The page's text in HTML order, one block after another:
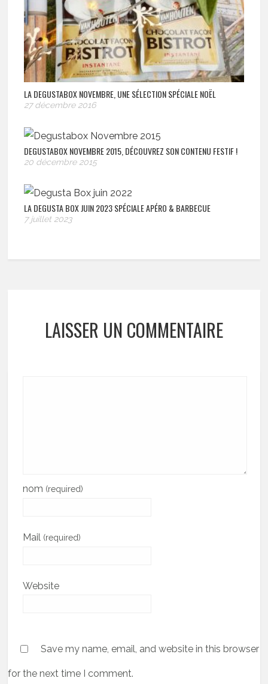
LA DEGUSTABOX NOVEMBRE, UNE SÉLECTION SPÉCIALE NOËL
27 décembre 2016
DEGUSTABOX NOVEMBRE 2015, DÉCOUVREZ SON CONTENU FESTIF !
20 décembre 2015
LA DEGUSTA BOX JUIN 2023 SPÉCIALE APÉRO & BARBECUE
7 juillet 2023
LAISSER UN COMMENTAIRE
nom (required)
Mail (required)
Website
Save my name, email, and website in this browser
for the next time I comment.